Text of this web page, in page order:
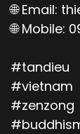
🌐 Email:
🌐 Mobile:
#tandieu
#vietnam
#zenzong